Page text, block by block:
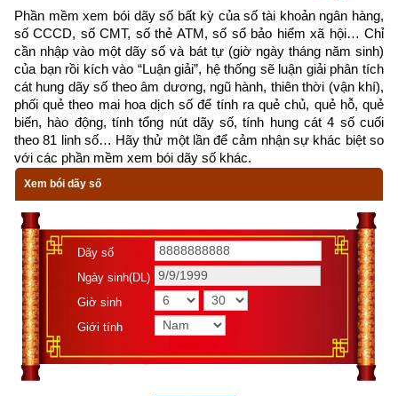
thủy người có mệnh bát trạch cung Khôn - Nhị Hắc (Số 2) ”
Phần mềm xem bói dãy số bất kỳ của số tài khoản ngân hàng,
số CCCD, số CMT, số thẻ ATM, số sổ bảo hiểm xã hội… Chỉ
cần nhập vào một dãy số và bát tự (giờ ngày tháng năm sinh)
của bạn rồi kích vào “Luận giải”, hệ thống sẽ luận giải phân tích
cát hung dãy số theo âm dương, ngũ hành, thiên thời (vận khí),
phối quẻ theo mai hoa dịch số để tính ra quẻ chủ, quẻ hỗ, quẻ
biến, hào động, tính tổng nút dãy số, tính hung cát 4 số cuối
theo 81 linh số… Hãy thử một lần để cảm nhận sự khác biệt so
với các phần mềm xem bói dãy số khác.
Xem bói dãy số
Dãy số
Ngày sinh(DL)
Giờ sinh
Giới tính